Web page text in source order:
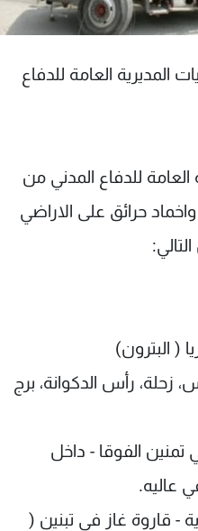
المديرية العامة للدفاع
العامة للدفاع المدني من
حرائق على الاراضي
( البترون)
زحلة، رأس الدكوانة، برج
الفوقا - داخل
عاليه.
- قاروة غاز في تبنين (